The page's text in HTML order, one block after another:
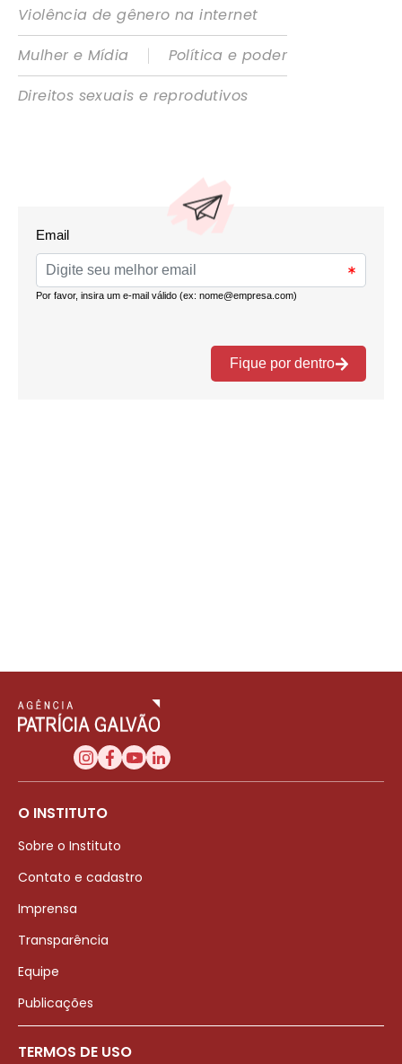
Violência de gênero na internet
Mulher e Mídia
|
Política e poder
Direitos sexuais e reprodutivos
O INSTITUTO
Sobre o Instituto
Contato e cadastro
Imprensa
Transparência
Equipe
Publicações
TERMOS DE USO